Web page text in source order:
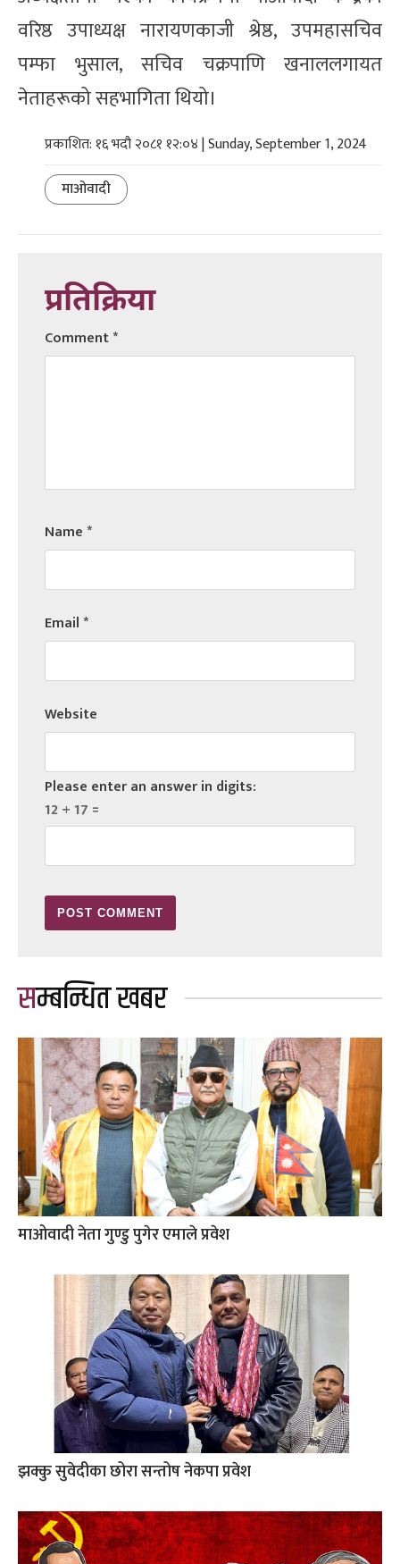
वरिष्ठ उपाध्यक्ष नारायणकाजी श्रेष्ठ, उपमहासचिव
पम्फा भुसाल, सचिव चक्रपाणि खनाललगायत
नेताहरूको सहभागिता थियो।
प्रकाशित: १६ भदौ २०८१ १२:०४ | Sunday, September 1, 2024
माओवादी
प्रतिक्रिया
Comment*
Name*
Email*
Website
Please enter an answer in digits:
12 + 17 =
सम्बन्धित खबर
माओवादी नेता गुण्डु पुगेर एमाले प्रवेश
झक्कु सुवेदीका छोरा सन्तोष नेकपा प्रवेश